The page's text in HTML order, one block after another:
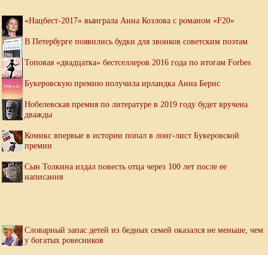
«Нацбест-2017» выиграла Анна Козлова с романом «F20»
В Петербурге появились будки для звонков советским поэтам
Топовая «двадцатка» бестселлеров 2016 года по итогам Forbes
Букеровскую премию получила ирландка Анна Бернс
Нобелевская премия по литературе в 2019 году будет вручена
дважды
Комикс впервые в истории попал в лонг-лист Букеровской
премии
Сын Толкина издал повесть отца через 100 лет после ее
написания
Словарный запас детей из бедных семей оказался не меньше, чем
у богатых ровесников